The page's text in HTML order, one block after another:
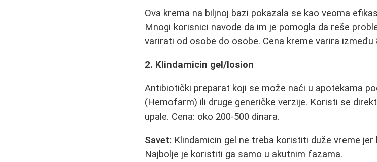
Ova krema na biljnoj bazi pokazala se kao veoma
Mnogi korisnici navode da im je pomogla da reše
varirati od osobe do osobe. Cena kreme varira između
2. Klindamicin gel/losion
Antibiotički preparat koji se može naći u apotekama
(Hemofarm) ili druge generičke verzije. Koristi se
upale. Cena: oko 200-500 dinara.
Savet: Klindamicin gel ne treba koristiti duže vreme
Najbolje je koristiti ga samo u akutnim fazama.